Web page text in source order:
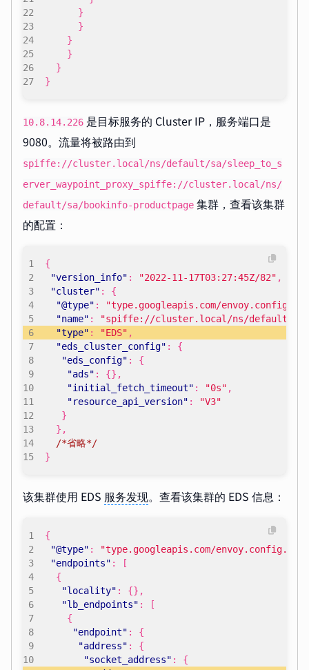
}
}
}
}
}
}
10.8.14.226 是目标服务的 Cluster IP，服务端口是
9080。流量将被路由到
spiffe://cluster.local/ns/default/sa/sleep_to_s
erver_waypoint_proxy_spiffe://cluster.local/ns/
default/sa/bookinfo-productpage 集群，查看该集群
的配置：
{
"version_info" : "2022-11-17T03:27:45Z/82" ,
"cluster" :
{
"@type" :
"type.googleapis.com/
"name" :
"spiffe://cluster.local/ns/default/sa/
"type" : "EDS" ,
"eds_cluster_config" :
{
"eds_config" :
{
"ads" :
{},
"initial_fetch_timeout" : "0s" ,
"resource_api_version" :
"V3"
}
},
/*省略*/
}
该集群使用 EDS 服务发现。查看该集群的 EDS 信息：
{
"@type" :
"type.googleapis.com/
"endpoints" :
[
{
"locality" :
{},
"lb_endpoints" :
[
{
"endpoint" :
{
"address" :
{
"socket_address" :
{